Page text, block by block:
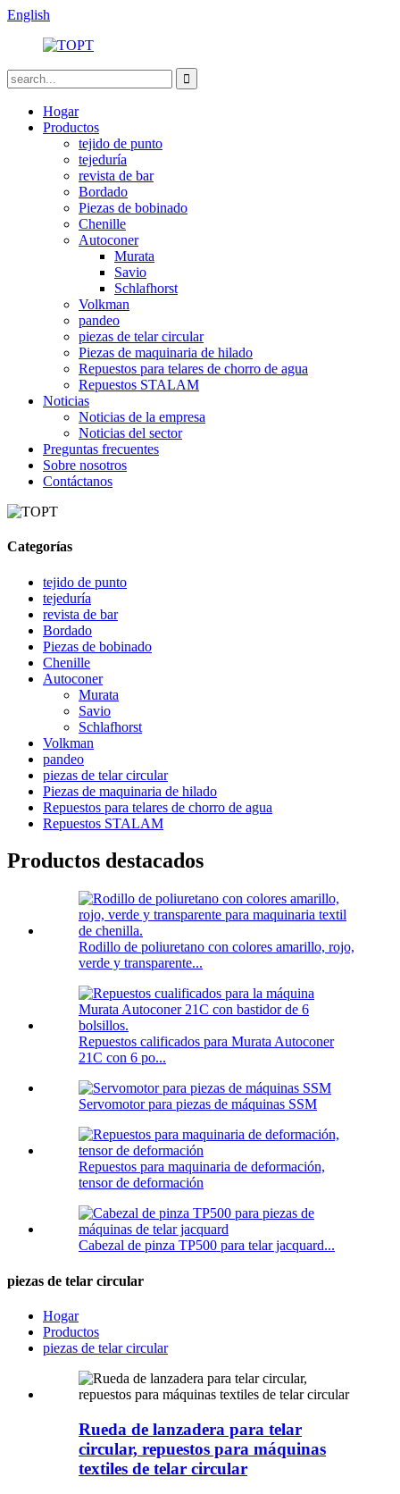
English
Hogar
Productos
tejido de punto
tejeduría
revista de bar
Bordado
Piezas de bobinado
Chenille
Autoconer
Murata
Savio
Schlafhorst
Volkman
pandeo
piezas de telar circular
Piezas de maquinaria de hilado
Repuestos para telares de chorro de agua
Repuestos STALAM
Noticias
Noticias de la empresa
Noticias del sector
Preguntas frecuentes
Sobre nosotros
Contáctanos
Categorías
tejido de punto
tejeduría
revista de bar
Bordado
Piezas de bobinado
Chenille
Autoconer
Murata
Savio
Schlafhorst
Volkman
pandeo
piezas de telar circular
Piezas de maquinaria de hilado
Repuestos para telares de chorro de agua
Repuestos STALAM
Productos destacados
Rodillo de poliuretano con colores amarillo, rojo,
verde y transparente...
Repuestos calificados para Murata Autoconer
21C con 6 po...
Servomotor para piezas de máquinas SSM
Repuestos para maquinaria de deformación,
tensor de deformación
Cabezal de pinza TP500 para telar jacquard...
piezas de telar circular
Hogar
Productos
piezas de telar circular
Rueda de lanzadera para telar
circular, repuestos para máquinas
textiles de telar circular